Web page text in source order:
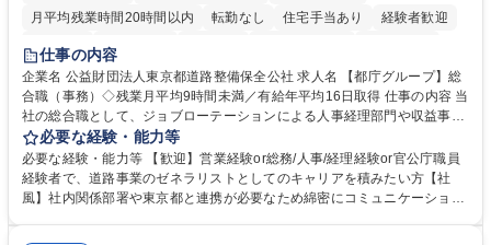
月平均残業時間20時間以内
転勤なし 住宅手当あり
経験者歓迎
研修あり
退職金あり
駅近5分以内
資格取得手当あり 食事補助あり
仕事の内容
企業名 公益財団法人東京都道路整備保全公社 求人名 【都庁グループ】総
合職（事務）◇残業月平均9時間未満／有給年平均16日取得 仕事の内容 当
社の総合職として、ジョブローテーションによる人事経理部門や収益事業
等のフロント部門の部署等幅広い部署での業務をお任せいたします。研修
制度やキャリア支援が充実しております！ ※下記業務詳細 【業務詳細】■
管理部門：広報、人事、経理など当公社の運営に係る管理業務 ■収益部
門：駐車場の新規開拓、管理運営、新宿駅西口広場の「イベントコーナ
必要な経験・能力等
必要な経験・能力等 【歓迎】営業経験or総務/人事/経理経験or官公庁職員
経験者で、道路事業のゼネラリストとしてのキャリアを積みたい方【社
風】社内関係部署や東京都と連携が必要なため綿密にコミュニケーション